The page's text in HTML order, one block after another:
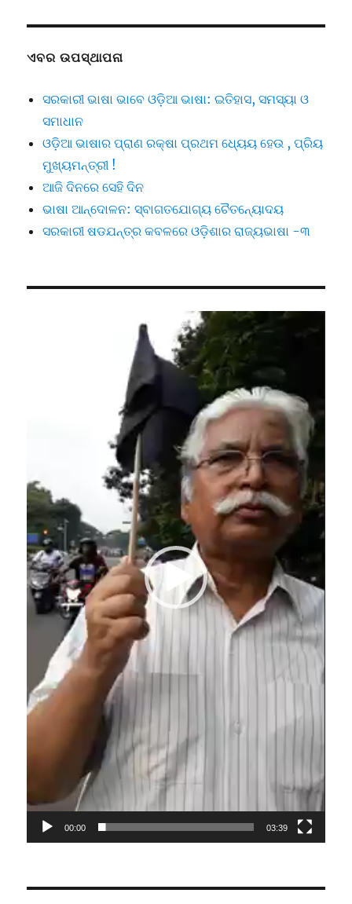
ଏବର ଉପସ୍ଥାପନା
ସରକାରୀ ଭାଷା ଭାବେ ଓଡ଼ିଆ ଭାଷା: ଇତିହାସ, ସମସ୍ୟା ଓ
ସମାଧାନ
ଓଡ଼ିଆ ଭାଷାର ପ୍ରାଣ ରକ୍ଷା ପ୍ରଥମ ଧ୍ୟେୟ ହେଉ , ପ୍ରିୟ
ମୁଖ୍ୟମନ୍ତ୍ରୀ !
ଆଜି ଦିନରେ ସେହି ଦିନ
ଭାଷା ଆନ୍ଦୋଳନ: ସ୍ବାଗତଯୋଗ୍ୟ ଚୈତନ୍ୟୋଦୟ
ସରକାରୀ ଷଡଯନ୍ତ୍ର କବଳରେ ଓଡ଼ିଶାର ରାଜ୍ୟଭାଷା -୩
00:00 03:39